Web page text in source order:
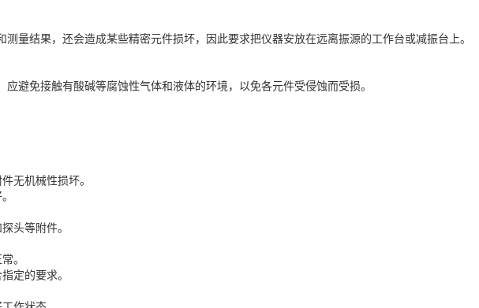
量结果，还会造成某些精密元件损坏，因此要求把仪器安放在远离振源的工作台或减振台上。
避免接触有酸碱等腐蚀性气体和液体的环境，以免各元件受侵蚀而受损。
无机械性损坏。
头等附件。
。
定的要求。